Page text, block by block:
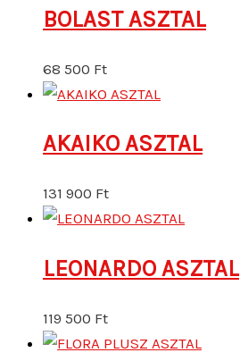
BOLAST ASZTAL
68 500 Ft
AKAIKO ASZTAL
131 900 Ft
LEONARDO ASZTAL
119 500 Ft